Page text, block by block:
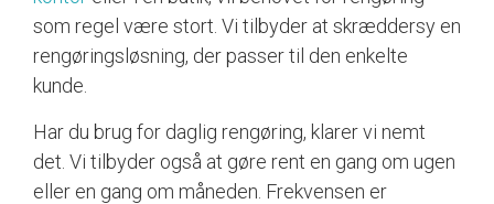
som regel være stort. Vi tilbyder at skræddersy en
rengøringsløsning, der passer til den enkelte
kunde.
Har du brug for daglig rengøring, klarer vi nemt
det. Vi tilbyder også at gøre rent en gang om ugen
eller en gang om måneden. Frekvensen er